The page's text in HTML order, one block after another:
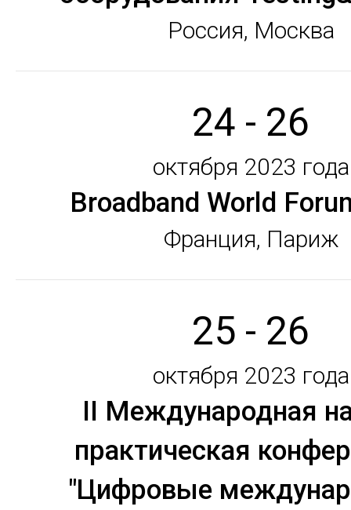
Россия, Москва
24 - 26
октября 2023 года
Broadband World
Франция, Париж
25 - 26
октября 2023 года
II Международная
практическая
"Цифровые